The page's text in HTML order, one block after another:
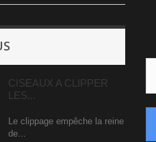
CISEAUX A CLIPPER
LES...
Le clippage empêche la reine
de...